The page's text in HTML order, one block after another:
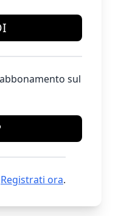
sul
Registrati ora.